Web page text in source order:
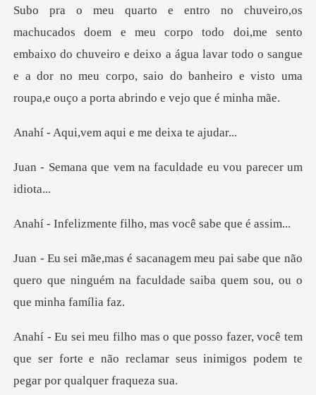
e sento
embaixo do chuveiro e deixo a água lavar todo o sangue
e a dor no meu corpo
m aqui e me dei
m na faculdade eu vo
te filho, mas você
abe que não
quero que ninguém na faculdade
você tem
que ser forte e não reclamar seus ini